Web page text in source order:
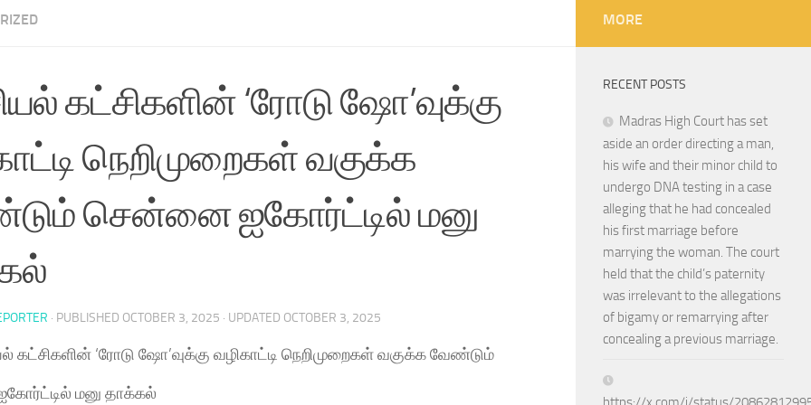
கட்சிகளின் ‘ரோடு ஷோ’வுக்கு
நெறிமுறைகள் வகுக்க
சென்னை ஐகோர்ட்டில் மனு
· PUBLISHED OCTOBER 3, 2025 · UPDATED OCTOBER 3, 2025
கட்சிகளின் ‘ரோடு ஷோ’வுக்கு வழிகாட்டி நெறிமுறைகள் வகுக்க வேண்டும்
மனு தாக்கல்
MORE
RECENT POSTS
Madras High Court has set
aside an order directing a man,
his wife and their minor child to
undergo DNA testing in a case
alleging that he had concealed
his first marriage before
marrying the woman. The court
held that the child’s paternity
was irrelevant to the allegations
of bigamy or remarrying after
concealing a previous marriage.